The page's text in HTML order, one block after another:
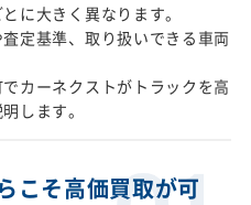
に大きく異なります。
定基準、取り扱いできる車両
カーネクストがトラックを高
します。
こそ高価買取が可